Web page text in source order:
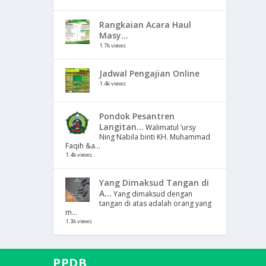
Rangkaian Acara Haul
Masy...
1.7k views
Jadwal Pengajian Online
1.4k views
Pondok Pesantren
Langitan... Walimatul ‘ursy
Ning Nabila binti KH. Muhammad
Faqih &a...
1.4k views
Yang Dimaksud Tangan di
A... Yang dimaksud dengan
tangan di atas adalah orang yang
m...
1.3k views
PPDB